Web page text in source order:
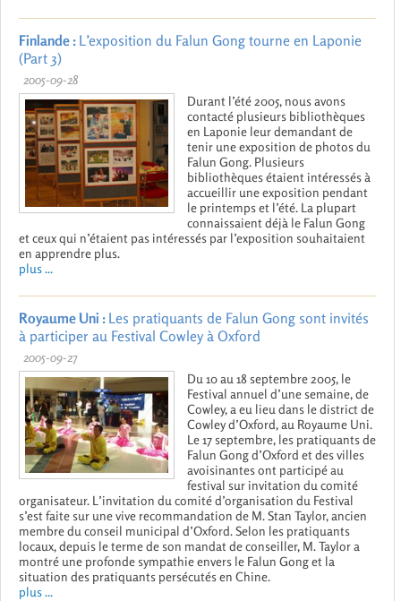
Finlande : L’exposition du Falun Gong tourne en Laponie
(Part 3)
2005-09-28
Durant l’été 2005, nous avons
contacté plusieurs bibliothèques
en Laponie leur demandant de
tenir une exposition de photos du
Falun Gong. Plusieurs
bibliothèques étaient intéressés à
accueillir une exposition pendant
le printemps et l’été. La plupart
connaissaient déjà le Falun Gong
et ceux qui n’étaient pas intéressés par l’exposition souhaitaient
en apprendre plus.
plus ...
Royaume Uni : Les pratiquants de Falun Gong sont invités
à participer au Festival Cowley à Oxford
2005-09-27
Du 10 au 18 septembre 2005, le
Festival annuel d’une semaine, de
Cowley, a eu lieu dans le district de
Cowley d’Oxford, au Royaume Uni.
Le 17 septembre, les pratiquants de
Falun Gong d’Oxford et des villes
avoisinantes ont participé au
festival sur invitation du comité
organisateur. L’invitation du comité d’organisation du Festival
s’est faite sur une vive recommandation de M. Stan Taylor, ancien
membre du conseil municipal d’Oxford. Selon les pratiquants
locaux, depuis le terme de son mandat de conseiller, M. Taylor a
montré une profonde sympathie envers le Falun Gong et la
situation des pratiquants persécutés en Chine.
plus ...